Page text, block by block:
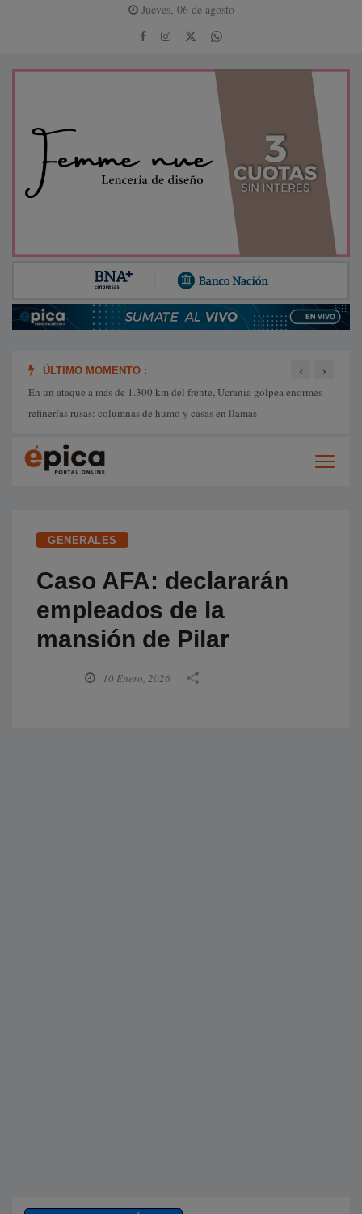
Jueves, 06 de agosto
ÚLTIMO MOMENTO :
En un ataque a más de 1.300 km del frente, Ucrania golpea enormes
refinerías rusas: columnas de humo y casas en llamas
‹ ›
GENERALES
Caso AFA: declararán
empleados de la
mansión de Pilar
10 Enero, 2026